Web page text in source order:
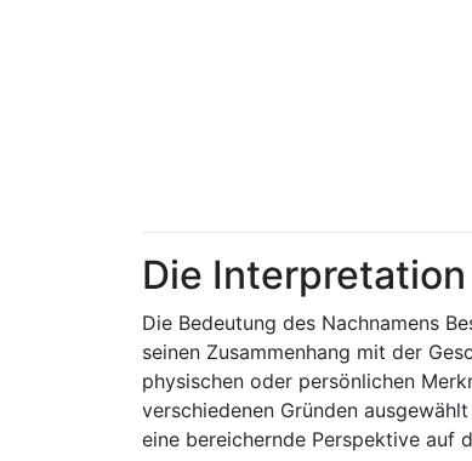
Die
Die Bedeutung des Nachnamens
seinen Zusammenhang mit der
physischen oder persönlichen
verschiedenen Gründen
eine bereichernde Perspektive auf